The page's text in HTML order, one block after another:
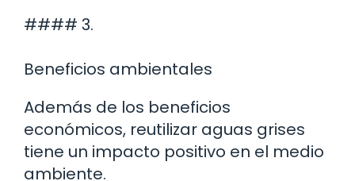
#### 3.
Beneficios ambientales
Además de los beneficios
económicos, reutilizar aguas grises
tiene un impacto positivo en el medio
ambiente.